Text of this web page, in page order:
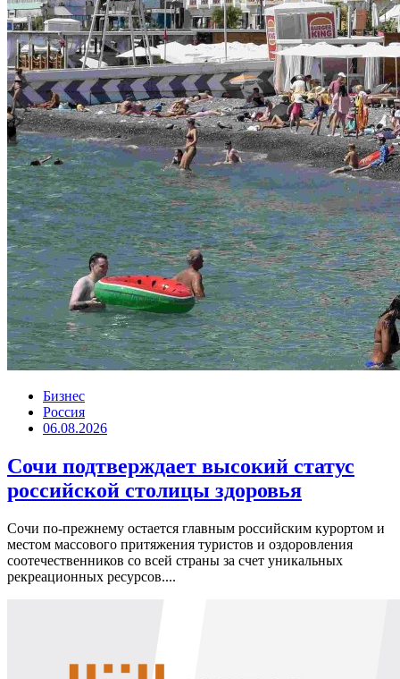
Бизнес
Россия
06.08.2026
Сочи подтверждает высокий статус
российской столицы здоровья
Сочи по-прежнему остается главным российским курортом и
местом массового притяжения туристов и оздоровления
соотечественников со всей страны за счет уникальных
рекреационных ресурсов....